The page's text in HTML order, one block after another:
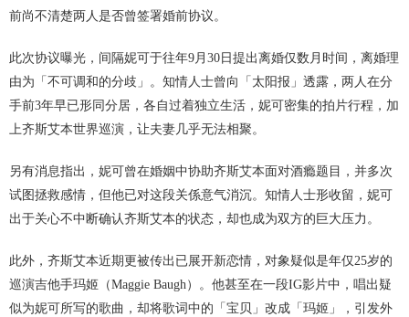
前尚不清楚两人是否曾签署婚前协议。
此次协议曝光，间隔妮可于往年9月30日提出离婚仅数月时间，离婚理
由为「不可调和的分歧」。知情人士曾向「太阳报」透露，两人在分
手前3年早已形同分居，各自过着独立生活，妮可密集的拍片行程，加
上齐斯艾本世界巡演，让夫妻几乎无法相聚。
另有消息指出，妮可曾在婚姻中协助齐斯艾本面对酒瘾题目，并多次
试图拯救感情，但他已对这段关係意气消沉。知情人士形收留，妮可
出于关心不中断确认齐斯艾本的状态，却也成为双方的巨大压力。
此外，齐斯艾本近期更被传出已展开新恋情，对象疑似是年仅25岁的
巡演吉他手玛姬（Maggie Baugh）。他甚至在一段IG影片中，唱出疑
似为妮可所写的歌曲，却将歌词中的「宝贝」改成「玛姬」，引发外